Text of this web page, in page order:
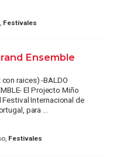
Festivales
Ensemble
con raices) -BALDO
El Projecto Miño
Internacional de
para ...
Festivales